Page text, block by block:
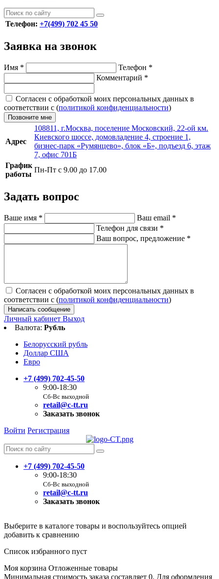
Телефон: +7(499) 702 45 50
Заявка на звонок
Имя * Телефон *
Комментарий *
Согласен с обработкой моих персональных данных в
соответствии с (политикой конфиденциальности)
Позвоните мне
Адрес
108811, г.Москва, поселение Московский, 22-ой км.
Киевского шоссе, домовладение 4, строение 1,
бизнес-парк «Румянцево», блок «Б», подъезд 6, этаж
7, офис 701Б
График
работы
Пн-Пт с 9.00 до 17.00
Задать вопрос
Ваше имя * Ваш email *
Телефон для связи *
Ваш вопрос, предложение *
Согласен с обработкой моих персональных данных в
соответствии с (политикой конфиденциальности)
Написать сообщение
Личный кабинет Выход
Валюта: Рубль
Белорусский рубль
Доллар США
Евро
+7 (499) 702-45-50
9:00-18:30
Сб-Вс выходной
retail@c-tt.ru
Заказать звонок
Войти Регистрация
+7 (499) 702-45-50
9:00-18:30
Сб-Вс выходной
retail@c-tt.ru
Заказать звонок
Выберите в каталоге товары и воспользуйтесь опцией
добавить к сравнению
Список избранного пуст
Моя корзина Отложенные товары
Минимальная стоимость заказа составляет 0. Для оформления